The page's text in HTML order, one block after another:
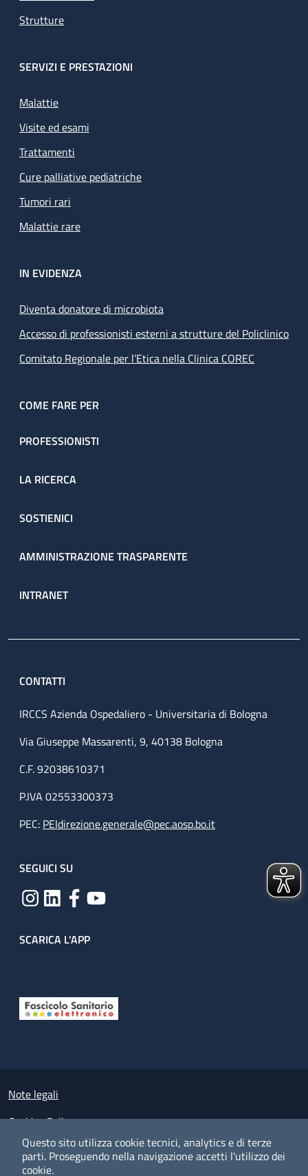
Questo sito utilizza cookie tecnici, analytics e di terze
parti. Proseguendo nella navigazione accetti l'utilizzo dei
cookie.
Strutture
SERVIZI E PRESTAZIONI
Malattie
Visite ed esami
Trattamenti
Cure palliative pediatriche
Tumori rari
Malattie rare
IN EVIDENZA
Diventa donatore di microbiota
Accesso di professionisti esterni a strutture del Policlinico
Comitato Regionale per l’Etica nella Clinica COREC
COME FARE PER
PROFESSIONISTI
LA RICERCA
SOSTIENICI
AMMINISTRAZIONE TRASPARENTE
INTRANET
CONTATTI
IRCCS Azienda Ospedaliero - Universitaria di Bologna
Via Giuseppe Massarenti, 9, 40138 Bologna
C.F. 92038610371
P.IVA 02553300373
PEC: PEIdirezione.generale@pec.aosp.bo.it
SEGUICI SU
SCARICA L'APP
Small prints
Note legali
Cookies Policy
Policy privacy e protezione del dato personale